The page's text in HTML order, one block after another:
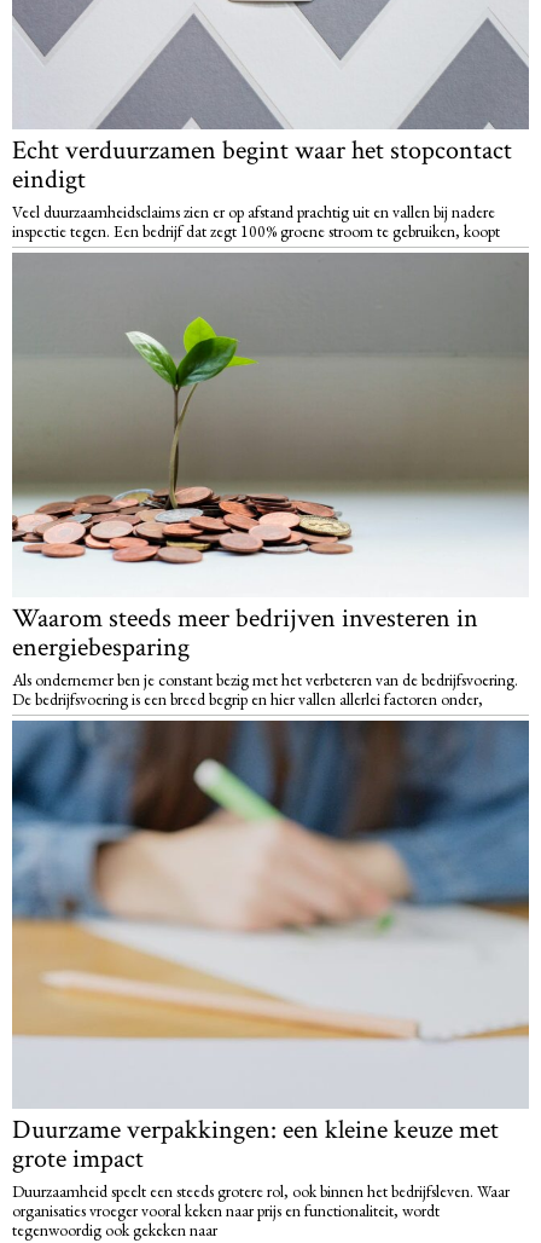
Echt verduurzamen begint waar het stopcontact
eindigt
Veel duurzaamheidsclaims zien er op afstand prachtig uit en vallen bij nadere
inspectie tegen. Een bedrijf dat zegt 100% groene stroom te gebruiken, koopt
Waarom steeds meer bedrijven investeren in
energiebesparing
Als ondernemer ben je constant bezig met het verbeteren van de bedrijfsvoering.
De bedrijfsvoering is een breed begrip en hier vallen allerlei factoren onder,
Duurzame verpakkingen: een kleine keuze met
grote impact
Duurzaamheid speelt een steeds grotere rol, ook binnen het bedrijfsleven. Waar
organisaties vroeger vooral keken naar prijs en functionaliteit, wordt
tegenwoordig ook gekeken naar